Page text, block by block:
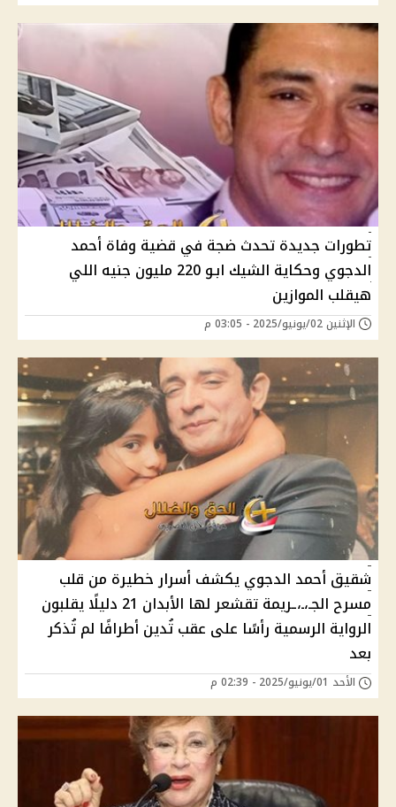
تطورات جديدة تحدث ضجة في قضية وفاة أحمد
الدجوي وحكاية الشيك ابـو 220 مليون جنيه اللي
هيقلب الموازين
الإثنين 02/يونيو/2025 - 03:05 م
شقيق أحمد الدجوي يكشف أسرار خطيرة من قلب
مسرح الجـ،ـ،ـريمة تقشعر لها الأبدان 21 دليلًا يقلبون
الرواية الرسمية رأسًا على عقب تُدين أطرافًا لم تُذكر
بعد
الأحد 01/يونيو/2025 - 02:39 م